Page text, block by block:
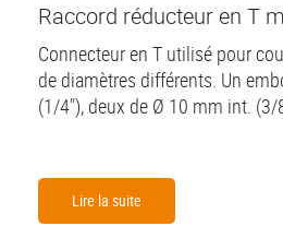
Raccord réducteur en T
Connecteur en T utilisé pour
de diamètres différents. Un
(1/4"), deux de Ø 10 mm int. (3/
Lire la suite